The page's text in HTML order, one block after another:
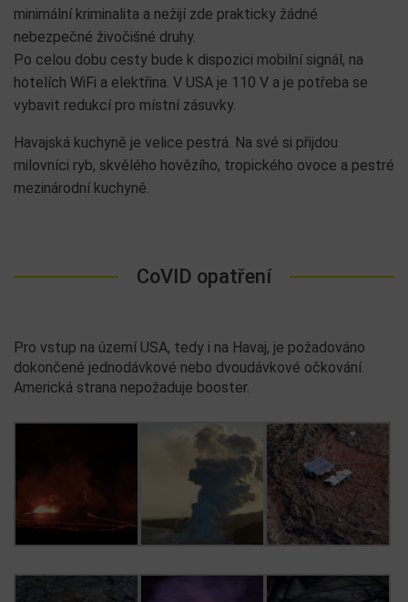
minimální kriminalita a nežijí zde prakticky žádné
nebezpečné živočišné druhy.
Po celou dobu cesty bude k dispozici mobilní signál, na
hotelích WiFi a elektřina. V USA je 110 V a je potřeba se
vybavit redukcí pro místní zásuvky.
Havajská kuchyně je velice pestrá. Na své si přijdou
milovníci ryb, skvělého hovězího, tropického ovoce a pestré
mezinárodní kuchyně.
CoVID opatření
Pro vstup na území USA, tedy i na Havaj, je požadováno
dokončené jednodávkové nebo dvoudávkové očkování.
Americká strana nepožaduje booster.